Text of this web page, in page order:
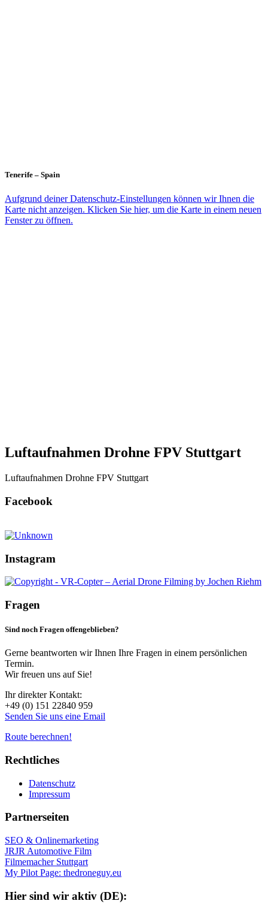
Tenerife – Spain
Aufgrund deiner Datenschutz-Einstellungen können wir Ihnen die
Karte nicht anzeigen. Klicken Sie hier, um die Karte in einem neuen
Fenster zu öffnen.
Luftaufnahmen Drohne FPV Stuttgart
Luftaufnahmen Drohne FPV Stuttgart
Facebook
Instagram
Fragen
Sind noch Fragen offengeblieben?
Gerne beantworten wir Ihnen Ihre Fragen in einem persönlichen
Termin.
Wir freuen uns auf Sie!
Ihr direkter Kontakt:
+49 (0) 151 22840 959
Senden Sie uns eine Email
Route berechnen!
Rechtliches
Datenschutz
Impressum
Partnerseiten
SEO & Onlinemarketing
JRJR Automotive Film
Filmemacher Stuttgart
My Pilot Page: thedroneguy.eu
Hier sind wir aktiv (DE):